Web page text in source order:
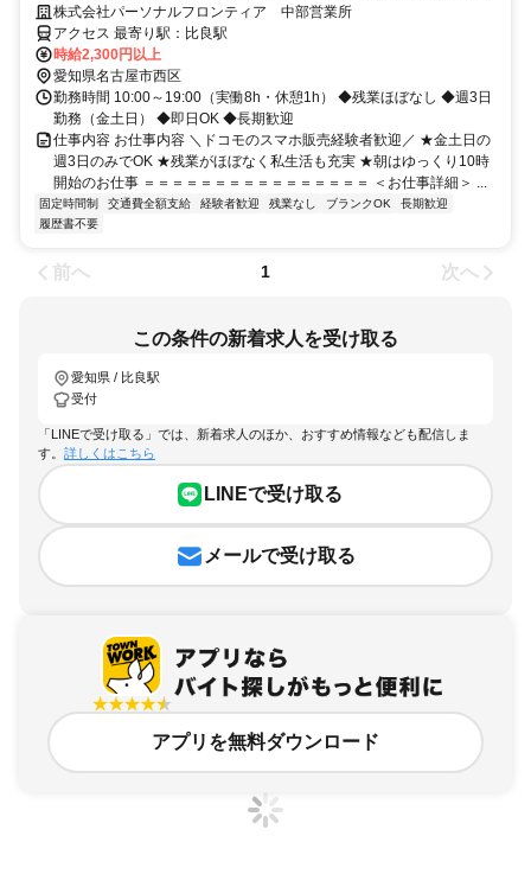
ロージングはナシ！
株式会社パーソナルフロンティア 中部営業所
アクセス 最寄り駅：比良駅
時給2,300円以上
愛知県名古屋市西区
勤務時間 10:00～19:00（実働8h・休憩1h） ◆残業ほぼなし ◆週3日
勤務（金土日） ◆即日OK ◆長期歓迎
仕事内容 お仕事内容 ＼ドコモのスマホ販売経験者歓迎／ ★金土日の
週3日のみでOK ★残業がほぼなく私生活も充実 ★朝はゆっくり10時
開始のお仕事 ＝＝＝＝＝＝＝＝＝＝＝＝＝＝＝＝ ＜お仕事詳細＞ ...
固定時間制 交通費全額支給 経験者歓迎 残業なし ブランクOK
長期歓迎
履歴書不要
前へ 1 次へ
この条件の新着求人を受け取る
愛知県 / 比良駅
受付
「LINEで受け取る」では、新着求人のほか、おすすめ情報なども配信しま
す。 詳しくはこちら
LINEで受け取る
メールで受け取る
アプリを無料ダウンロード